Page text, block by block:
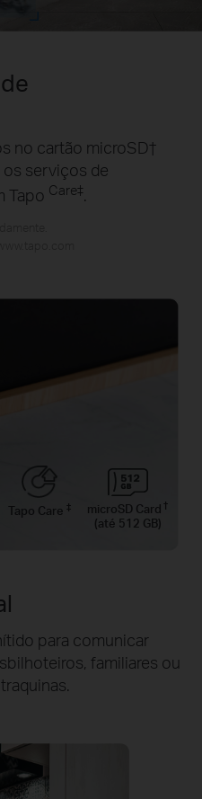
Tapo Care ‡ microSD Card †
(até 512 GB)
no cartão microSD†
os serviços de
Tapo Care‡.
para comunicar
familiares ou